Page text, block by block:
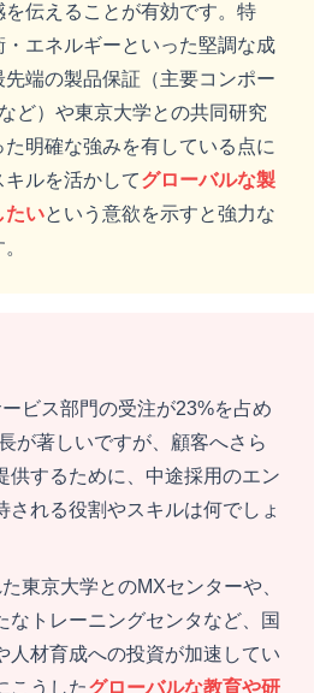
を伝えることが有効です。特
エネルギーといった堅調な成
端の製品保証（主要コンポー
ど）や東京大学との共同研究
明確な強みを有している点に
ルを活かしてグローバルな製
たいという意欲を示すと強力な
ービス部門の受注が23%を占め
が著しいですが、顧客へさら
供するために、中途採用のエン
される役割やスキルは何でしょ
東京大学とのMXセンターや、
なトレーニングセンタなど、国
人材育成への投資が加速してい
こうしたグローバルな教育や研